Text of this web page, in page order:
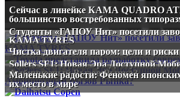
Сейчас в линейке КАМА QUADRO
большинство востребованных
Студенты «ГАПОУ Нит» посетили
KAMA TYRES
Чистка двигателя паром: цели и риски
Sollers SF1: Новая Эра Доступной
Амбициозный Вызов Рынка?
Маленькие радости: Феномен
их место в мире